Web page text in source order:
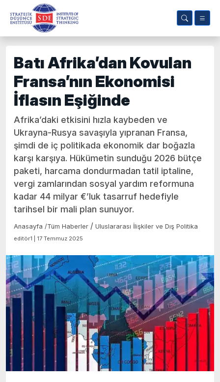
Batı Afrika’dan Kovulan
Fransa’nın Ekonomisi
İflasın Eşiğinde
Afrika’daki etkisini hızla kaybeden ve
Ukrayna-Rusya savaşıyla yıpranan Fransa,
şimdi de iç politikada ekonomik dar boğazla
karşı karşıya. Hükümetin sunduğu 2026 bütçe
paketi, harcama dondurmadan tatil iptaline,
vergi zamlarından sosyal yardım reformuna
kadar 44 milyar €’luk tasarruf hedefiyle
tarihsel bir mali plan sunuyor.
Anasayfa /Tüm Haberler / Uluslararası İlişkiler ve Dış Politika
editör1 | 17 Temmuz 2025